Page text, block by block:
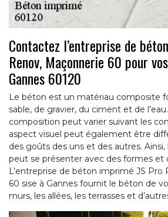
Contactez l’entreprise de
Renov, Maçonnerie 60 pour
Gannes 60120
Le béton est un matériau composite
sable, de gravier, du ciment et de
composition peut varier suivant les
aspect visuel peut également être
des goûts des uns et des autres.
peut se présenter avec des formes et
L’entreprise de béton imprimé JS Pro
60 sise à Gannes fournit le béton de
murs, les allées, les terrasses et